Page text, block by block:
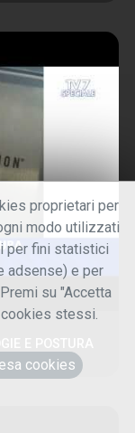
proprietari per
modo utilizzati
per fini statistici
adsense) e per
su "Accetta
stessi.
cookies